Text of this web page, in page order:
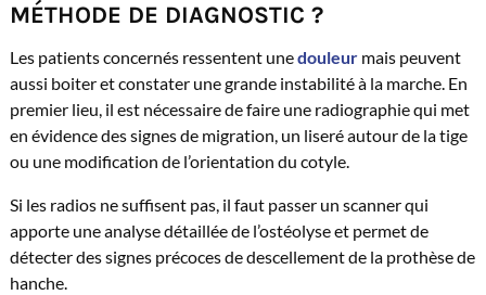
MÉTHODE DE DIAGNOSTIC ?
Les patients concernés ressentent unedouleurmais peuvent
aussi boiter et constater une grande instabilité à la marche. En
premier lieu, il est nécessaire de faire une radiographie qui met
en évidence des signes de migration, un liseré autour de la tige
ou une modification de l’orientation du cotyle.
Si les radios ne suffisent pas, il faut passer un scanner qui
apporte une analyse détaillée de l’ostéolyse et permet de
détecter des signes précoces de descellement de la prothèse de
hanche.